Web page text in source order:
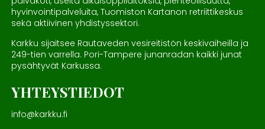
hyvinvointipalveluita, Tuomiston Kartanon retriittikeskus
sekä aktiivinen yhdistyssektori.
Karkku sijaitsee Rautaveden vesireitistön keskivaiheilla ja
249-tien varrella. Pori-Tampere junanradan kaikki junat
pysähtyvät Karkussa.
YHTEYSTIEDOT
info@karkku.fi